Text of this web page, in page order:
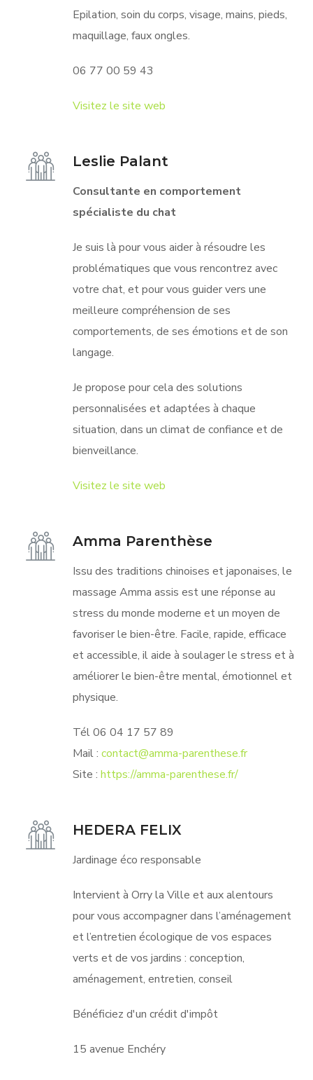
Epilation, soin du corps, visage, mains, pieds,
maquillage, faux ongles.
06 77 00 59 43
Visitez le site web
Leslie Palant
Consultante en comportement
spécialiste du chat
Je suis là pour vous aider àrésoudre les
problématiques que vous rencontrez avec
votre chat, et pour vous guider vers une
meilleure compréhension de ses
comportements, de ses émotions et de son
langage.
Je propose pour cela dessolutions
personnalisées et adaptées à chaque
situation, dans un climat de confiance et de
bienveillance.
Visitez le site web
Amma Parenthèse
Issu des traditions chinoises et japonaises, le
massage Amma assis est une réponse au
stress du monde moderne et un moyen de
favoriser le bien-être. Facile, rapide, efficace
et accessible, il aide à soulager le stress età
améliorer le bien-être mental, émotionnel et
physique.
Tél 06 04 17 57 89
Mail :contact@amma-parenthese.fr
Site :https://amma-parenthese.fr/
HEDERA FELIX
Jardinage éco responsable
Intervient à Orry la Ville et aux alentours
pour vous accompagner dans l’aménagement
et l’entretien écologique de vos espaces
verts et de vos jardins : conception,
aménagement, entretien, conseil
Bénéficiez d'un crédit d'impôt
15 avenue Enchéry